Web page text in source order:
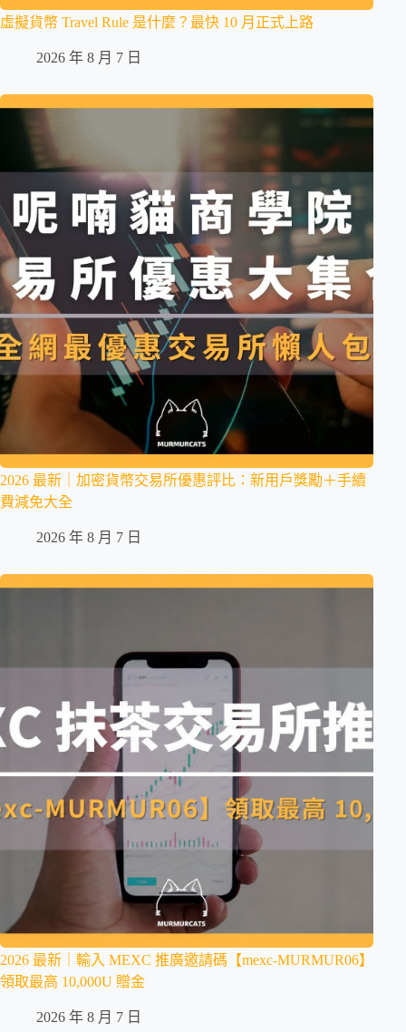
虛擬貨幣 Travel Rule 是什麼？最快 10 月正式上路
2026 年 8 月 7 日
2026 最新｜加密貨幣交易所優惠評比：新用戶獎勵＋手續
費減免大全
2026 年 8 月 7 日
2026 最新｜輸入 MEXC 推廣邀請碼【mexc-MURMUR06】
領取最高 10,000U 贈金
2026 年 8 月 7 日